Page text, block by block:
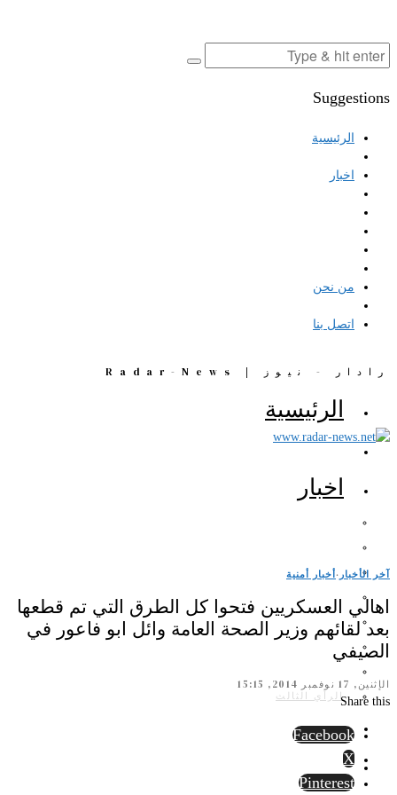
Suggestions
الرئيسية
اخبار
من نحن
اتصل بنا
رادار - نيوز | Radar-News
الرئيسية
اخبار
الرأي الثالث
آخر الأخبار ·أخبار أمنية
اهالي العسكريين فتحوا كل الطرق التي تم قطعها
بعد لقائهم وزير الصحة العامة وائل ابو فاعور في
الصيفي
الإثنين, 17 نوفمبر 2014, 15:15
Share this
Facebook
X
Pinterest